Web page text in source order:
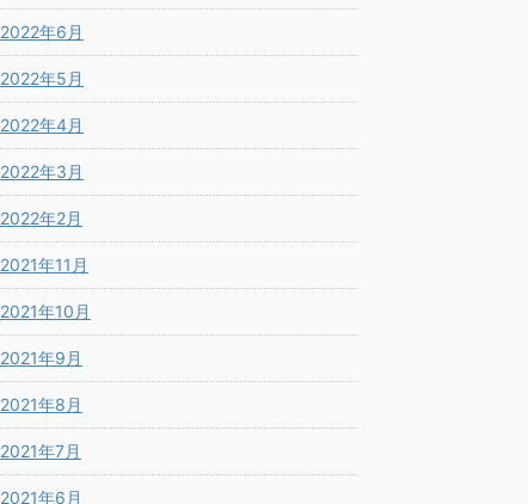
2022年6月
2022年5月
2022年4月
2022年3月
2022年2月
2021年11月
2021年10月
2021年9月
2021年8月
2021年7月
2021年6月